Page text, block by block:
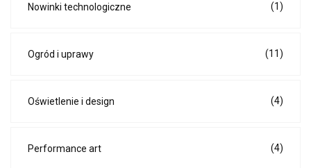
Nowinki technologiczne (1)
Ogród i uprawy (11)
Oświetlenie i design (4)
Performance art (4)